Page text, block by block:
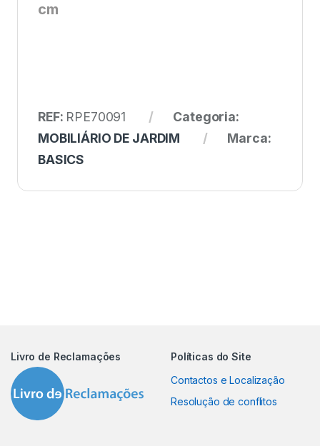
cm
REF: RPE70091
Categoria:
MOBILIÁRIO DE JARDIM
Marca:
BASICS
Livro de Reclamações
Políticas do Site
Contactos e Localização
Resolução de conflitos